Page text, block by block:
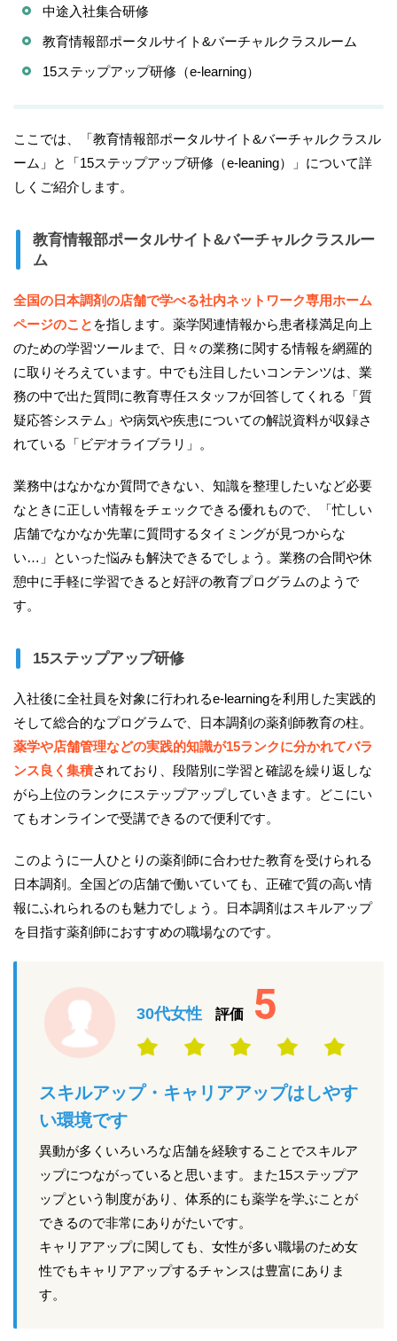
中途入社集合研修
教育情報部ポータルサイト&バーチャルクラスルーム
15ステップアップ研修（e-learning）
ここでは、「教育情報部ポータルサイト&バーチャルクラスル
ーム」と「15ステップアップ研修（e-leaning）」について詳
しくご紹介します。
教育情報部ポータルサイト&バーチャルクラスルー
ム
全国の日本調剤の店舗で学べる社内ネットワーク専用ホーム
ページのこと を指します。薬学関連情報から患者様満足向上
のための学習ツールまで、日々の業務に関する情報を網羅的
に取りそろえています。中でも注目したいコンテンツは、業
務の中で出た質問に教育専任スタッフが回答してくれる「質
疑応答システム」や病気や疾患についての解説資料が収録さ
れている「ビデオライブラリ」。
業務中はなかなか質問できない、知識を整理したいなど必要
なときに正しい情報をチェックできる優れもので、「忙しい
店舗でなかなか先輩に質問するタイミングが見つからな
い…」といった悩みも解決できるでしょう。業務の合間や休
憩中に手軽に学習できると好評の教育プログラムのようで
す。
15ステップアップ研修
入社後に全社員を対象に行われるe-learningを利用した実践的
そして総合的なプログラムで、日本調剤の薬剤師教育の柱。
薬学や店舗管理などの実践的知識が15ランクに分かれてバラ
ンス良く集積されており、段階別に学習と確認を繰り返しな
がら上位のランクにステップアップしていきます。どこにい
てもオンラインで受講できるので便利です。
このように一人ひとりの薬剤師に合わせた教育を受けられる
日本調剤。全国どの店舗で働いていても、正確で質の高い情
報にふれられるのも魅力でしょう。日本調剤はスキルアップ
を目指す薬剤師におすすめの職場なのです。
30代女性 評価 5
スキルアップ・キャリアアップはしやす
い環境です
異動が多くいろいろな店舗を経験することでスキルア
ップにつながっていると思います。また15ステップア
ップという制度があり、体系的にも薬学を学ぶことが
できるので非常にありがたいです。
キャリアアップに関しても、女性が多い職場のため女
性でもキャリアアップするチャンスは豊富にありま
す。